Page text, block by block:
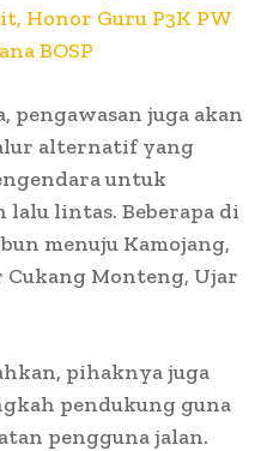
Honor Guru P3K PW
BOSP
pengawasan juga akan
alternatif yang
untuk
lintas. Beberapa di
menuju Kamojang,
Monteng, Ujar
pihaknya juga
pendukung guna
pengguna jalan.